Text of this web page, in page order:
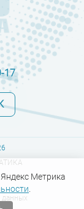
17
данных
Метрика